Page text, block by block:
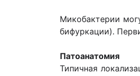
Микобактерии
бифуркации).
Патоанатомия
Типичная